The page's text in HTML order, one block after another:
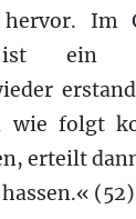
hervor. Im
ist ein
wie folgt
erteilt